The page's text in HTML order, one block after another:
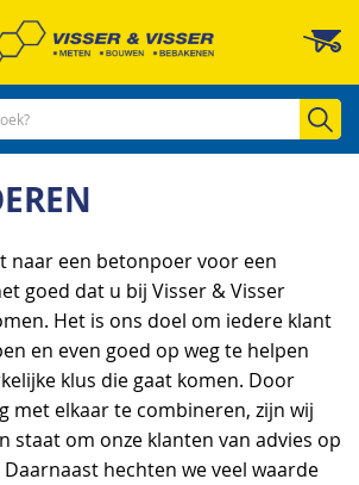
naar een betonpoer voor een
goed dat u bij Visser & Visser
Het is ons doel om iedere klant
en even goed op weg te helpen
klus die gaat komen. Door
met elkaar te combineren, zijn wij
staat om onze klanten van advies op
hechten we veel waarde